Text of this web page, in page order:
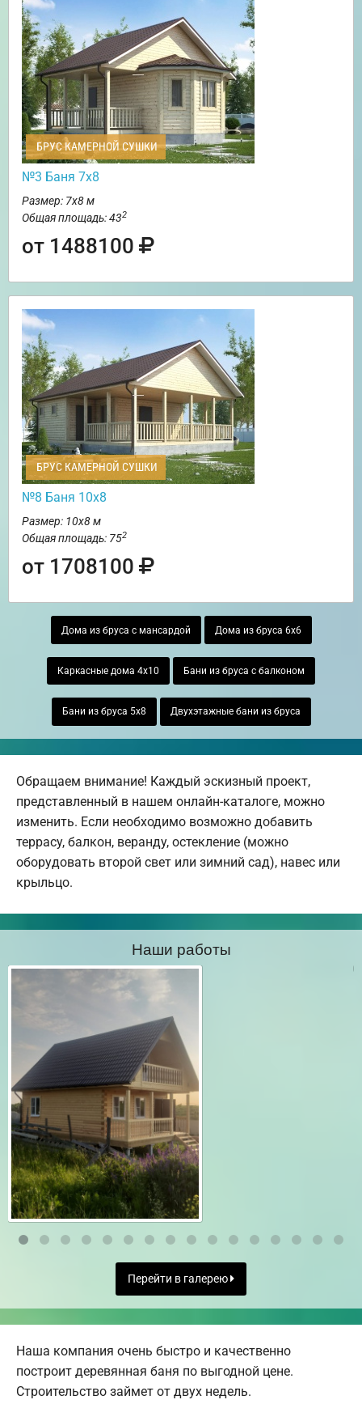
БРУС КАМЕРНОЙ СУШКИ
№3 Баня 7х8
Размер: 7х8 м
Общая площадь: 432
от 1488100
БРУС КАМЕРНОЙ СУШКИ
№8 Баня 10х8
Размер: 10х8 м
Общая площадь: 752
от 1708100
Дома из бруса с мансардой Дома из бруса 6х6
Каркасные дома 4х10 Бани из бруса с балконом
Бани из бруса 5х8 Двухэтажные бани из бруса
Обращаем внимание! Каждый эскизный проект,
представленный в нашем онлайн-каталоге, можно
изменить. Если необходимо возможно добавить
террасу, балкон, веранду, остекление (можно
оборудовать второй свет или зимний сад), навес или
крыльцо.
Наши работы
Перейти в галерею
Наша компания очень быстро и качественно
построит деревянная баня по выгодной цене.
Строительство займет от двух недель.